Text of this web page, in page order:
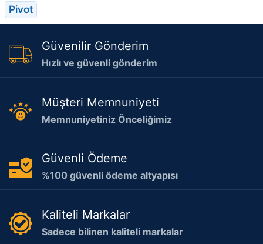
Pivot
Güvenilir Gönderim
Hızlı ve güvenli gönderim
Müşteri Memnuniyeti
Memnuniyetiniz Önceliğimiz
Güvenli Ödeme
%100 güvenli ödeme altyapısı
Kaliteli Markalar
Sadece bilinen kaliteli markalar